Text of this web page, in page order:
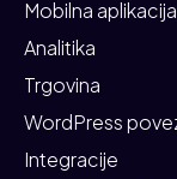
Mobilna aplikacija
Analitika
Trgovina
WordPress
Integracije